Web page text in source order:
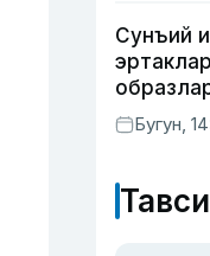
Сунъий
Бугун,